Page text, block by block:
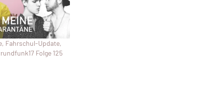
Fahrschul-Update,
Folge 125